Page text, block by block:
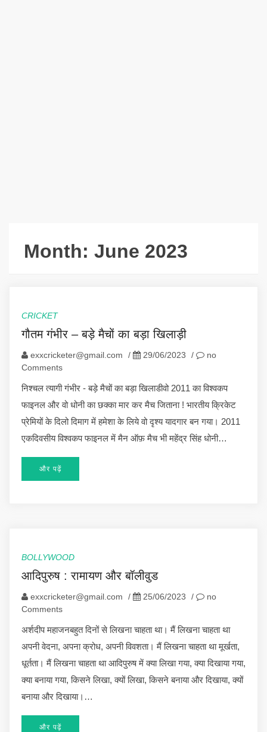
Month: June 2023
CRICKET
गौतम गंभीर – बड़े मैचों का बड़ा खिलाड़ी
exxcricketer@gmail.com / 29/06/2023 /
no
Comments
निश्चल त्यागी गंभीर - बड़े मैचों का बड़ा खिलाडीवो 2011 का विश्वकप
फाइनल और वो धोनी का छक्का मार कर मैच जिताना ! भारतीय क्रिकेट
प्रेमियों के दिलो दिमाग में हमेशा के लिये वो दृश्य यादगार बन गया। 2011
एकदिवसीय विश्वकप फाइनल में मैन ऑफ़ मैच भी महेंद्र सिंह धोनी…
और पढ़ें
BOLLYWOOD
आदिपुरुष : रामायण और बॉलीवुड
exxcricketer@gmail.com / 25/06/2023 /
no
Comments
अर्शदीप महाजनबहुत दिनों से लिखना चाहता था। मैं लिखना चाहता था
अपनी वेदना, अपना क्रोध, अपनी विवशता। मैं लिखना चाहता था मूर्खता,
धूर्तता। मैं लिखना चाहता था आदिपुरुष में क्या लिखा गया, क्या दिखाया गया,
क्या बनाया गया, किसने लिखा, क्यों लिखा, किसने बनाया और दिखाया, क्यों
बनाया और दिखाया।…
और पढ़ें